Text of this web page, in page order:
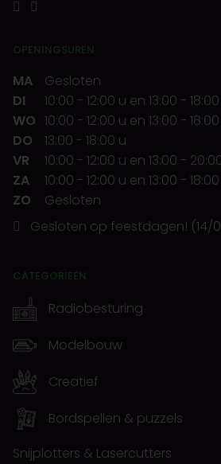
OPENINGSUREN
MA
Gesloten
DI
10:00 - 12:00 u en 13:00 -
WO 10:00 - 12:00 u en 13:00 -
DO
13:00 - 18:00 u
VR
10:00 - 12:00 u en 13:00 -
ZA
10:00 - 12:00 u en 13:00 -
ZO
Gesloten
Gesloten op feestdagen! (14/
CATEGORIEËN
Radiobesturing
Modelbouw
Creatief
Bordspellen & puzzels
Snijplotters & Lasercutters